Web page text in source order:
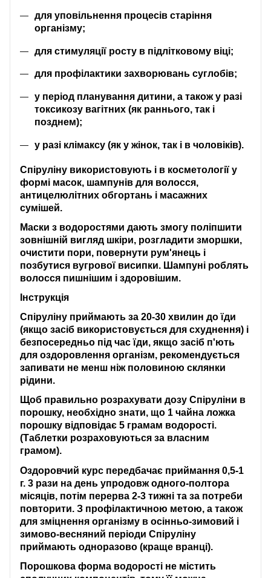
для уповільнення процесів старіння
організму;
для стимуляції росту в підлітковому віці;
для профілактики захворювань суглобів;
у період планування дитини, а також у разі
токсикозу вагітних (як раннього, так і
позднем);
у разі клімаксу (як у жінок, так і в чоловіків).
Спіруліну використовують і в косметології у
формі масок, шампунів для волосся,
антицелюлітних обгортань і масажних
сумішей.
Маски з водоростями дають змогу поліпшити
зовнішній вигляд шкіри, розгладити зморшки,
очистити пори, повернути рум'янець і
позбутися вугрової висипки. Шампуні роблять
волосся пишнішим і здоровішим.
Інструкція
Спіруліну приймають за 20-30 хвилин до їди
(якщо засіб використовується для схуднення) і
безпосередньо під час їди, якщо засіб п'ють
для оздоровлення організм, рекомендується
запивати не менш ніж половиною склянки
рідини.
Щоб правильно розрахувати дозу Спіруліни в
порошку, необхідно знати, що 1 чайна ложка
порошку відповідає 5 грамам водорості.
(Таблетки розраховуються за власним
грамом).
Оздоровчий курс передбачає приймання 0,5-1
г. 3 рази на день упродовж одного-полтора
місяців, потім перерва 2-3 тижні та за потреби
повторити. З профілактичною метою, а також
для зміцнення організму в осінньо-зимовий і
зимово-весняний періоди Спіруліну
приймають одноразово (краще вранці).
Порошкова форма водорості не містить